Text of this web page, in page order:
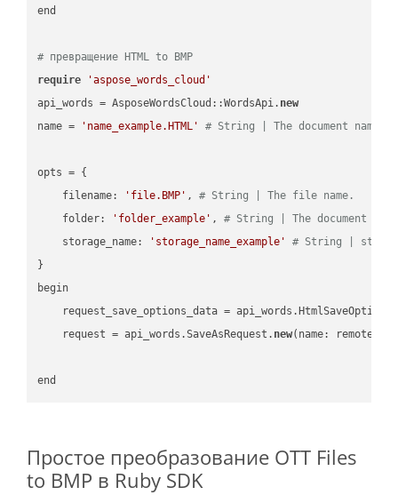
end
# превращение HTML to BMP
require
'aspose_words_cloud'
api_words = AsposeWordsCloud::WordsApi. new
name =
'name_example.HTML' # String | The document name.
opts = {
    filename:
'file.BMP' , # String | The file name.
    folder:
'folder_example' , # String | The document
    storage_name:
'storage_name_example'
# String |
}
begin
request_save_options_data =
    request = api_words.SaveAsRequest.
new(name:
Простое преобразование OTT Files
to BMP в Ruby SDK